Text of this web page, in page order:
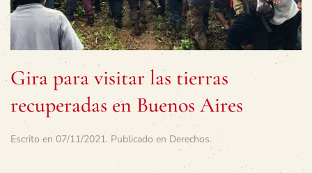
Gira para visitar las tierras
recuperadas en Buenos Aires
Escrito en 07/11/2021. Publicado en Derechos.